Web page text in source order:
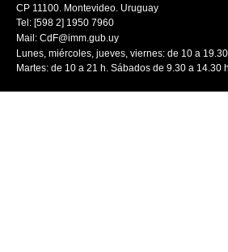
CP 11100. Montevideo. Uruguay
Tel: [598 2] 1950 7960
Mail: CdF@imm.gub.uy
Lunes, miércoles, jueves, viernes: de 10 a
Martes: de 10 a 21 h. Sábados de 9.30 a 14.30